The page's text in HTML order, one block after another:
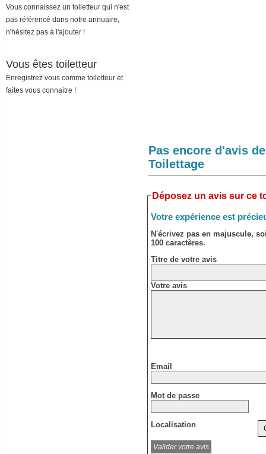
Pas encore d'avis
Toilettage
Déposez un avis sur ce
Votre expérience est
N'écrivez pas en majuscule,
100 caractères.
Titre de votre avis
Votre avis
Email
Mot de passe
Localisation
Vous connaissez un toiletteur qui n'est
pas référencé dans notre annuaire,
n'hésitez pas à l'ajouter !
Vous êtes toiletteur
Enregistrez vous comme toiletteur et
faites vous connaitre !